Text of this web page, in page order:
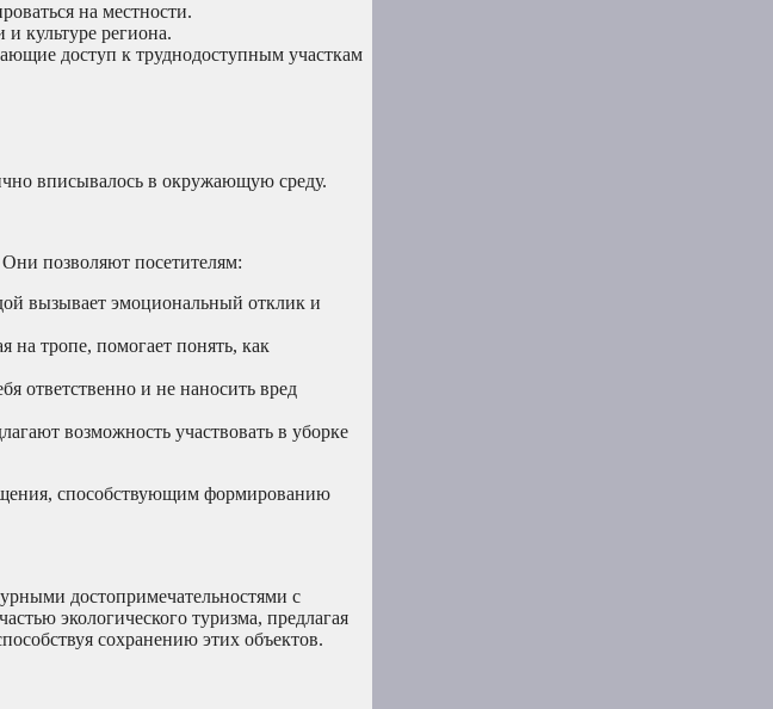
на местности.
культуре региона.
доступ к труднодоступным участкам
вписывалось в окружающую среду.
позволяют посетителям:
вызывает эмоциональный отклик и
на тропе, помогает понять, как
ответственно и не наносить вред
возможность участвовать в уборке
способствующим формированию
достопримечательностями с
экологического туризма, предлагая
сохранению этих объектов.